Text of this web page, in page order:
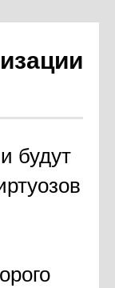
будут